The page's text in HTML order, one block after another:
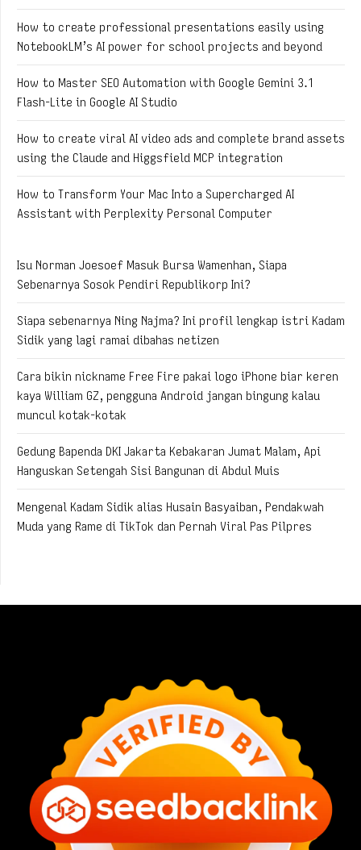
How to create professional presentations easily using
NotebookLM’s AI power for school projects and beyond
How to Master SEO Automation with Google Gemini 3.1
Flash-Lite in Google AI Studio
How to create viral AI video ads and complete brand assets
using the Claude and Higgsfield MCP integration
How to Transform Your Mac Into a Supercharged AI
Assistant with Perplexity Personal Computer
Isu Norman Joesoef Masuk Bursa Wamenhan, Siapa
Sebenarnya Sosok Pendiri Republikorp Ini?
Siapa sebenarnya Ning Najma? Ini profil lengkap istri Kadam
Sidik yang lagi ramai dibahas netizen
Cara bikin nickname Free Fire pakai logo iPhone biar keren
kaya William GZ, pengguna Android jangan bingung kalau
muncul kotak-kotak
Gedung Bapenda DKI Jakarta Kebakaran Jumat Malam, Api
Hanguskan Setengah Sisi Bangunan di Abdul Muis
Mengenal Kadam Sidik alias Husain Basyaiban, Pendakwah
Muda yang Rame di TikTok dan Pernah Viral Pas Pilpres